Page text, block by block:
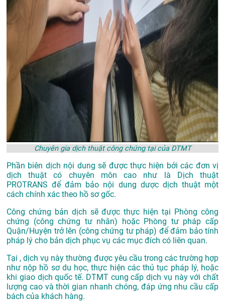
Chuyên gia dịch thuật công chứng tại của DTMT
Phần biên dịch nội dung sẽ được thực hiện bởi các đơn vị
dịch thuật có chuyên môn cao như là
Dịch thuật
PROTRANSđể đảm bảo nội dung dược dịch thuật một
cách chính xác theo hồ sơ gốc.
Công chứng bản dịch sẽ được thực hiện tại Phòng công
chứng (công chứng tư nhân) hoặc Phòng tư pháp cấp
Quận/Huyện trở lên (công chứng tư pháp) để đảm bảo tính
pháp lý cho bản dịch phục vụ các mục đích có liên quan.
Tại , dịch vụ này thường được yêu cầu trong các trường hợp
như nộp hồ sơ du học, thực hiện các thủ tục pháp lý, hoặc
khi giao dịch quốc tế. DTMT cung cấp dịch vụ này với chất
lượng cao và thời gian nhanh chóng, đáp ứng nhu cầu cấp
bách của khách hàng.